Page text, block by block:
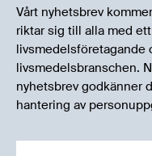
Vårt nyhetsbrev
riktar sig till alla med
livsmedelsföretagande
livsmedelsbranschen.
nyhetsbrev godkänner
hantering av